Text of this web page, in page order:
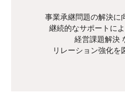
事業承継問題の解決に
継続的なサポートに
経営課題解決
リレーション強化を